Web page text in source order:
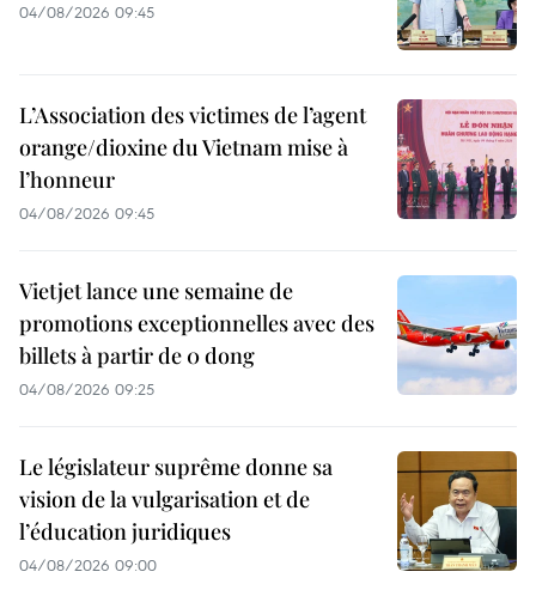
04/08/2026 09:45
L’Association des victimes de l’agent
orange/dioxine du Vietnam mise à
l’honneur
04/08/2026 09:45
Vietjet lance une semaine de
promotions exceptionnelles avec des
billets à partir de 0 dong
04/08/2026 09:25
Le législateur suprême donne sa
vision de la vulgarisation et de
l’éducation juridiques
04/08/2026 09:00